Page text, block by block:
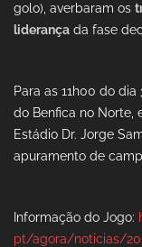
golo), averbaram os
liderança da fase
Para as 11h00 do dia
do Benfica no Norte,
Estádio Dr. Jorge
apuramento de
Informação do Jogo:
pt/agora/noticias/